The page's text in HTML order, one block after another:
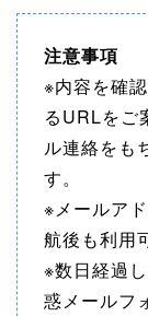
注意事項
※内容を確
るURLをご
ル連絡をも
す。
※メールア
航後も利用
※数日経過
惑メールフ